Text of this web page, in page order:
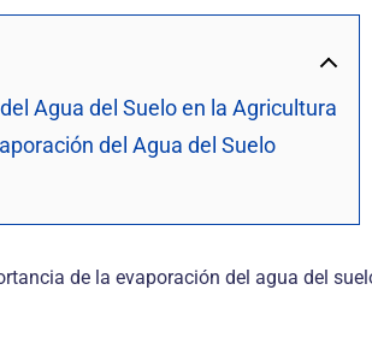
Agua del Suelo en la Agricultura
del Agua del Suelo
de la evaporación del agua del